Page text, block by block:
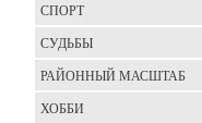
СПОРТ
СУДЬБЫ
РАЙОННЫЙ МАСШТАБ
ХОББИ